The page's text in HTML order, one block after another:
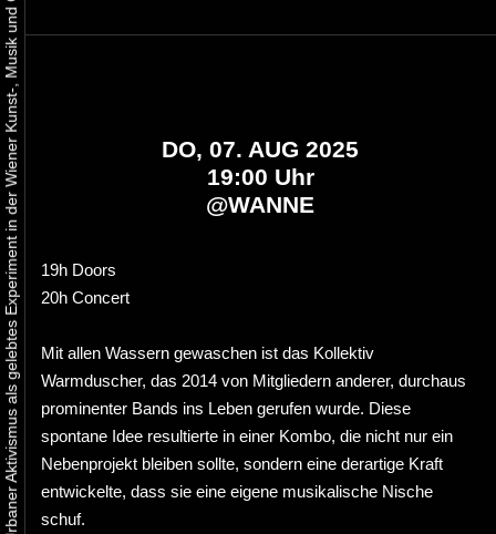
Urbaner Aktivismus als gelebtes Experiment in der Wiener Kunst-, Musik und Clubszene
DO, 07. AUG 2025
19:00 Uhr
@WANNE
19h Doors
20h Concert
Mit allen Wassern gewaschen ist das Kollektiv
Warmduscher, das 2014 von Mitgliedern anderer, durchaus
prominenter Bands ins Leben gerufen wurde. Diese
spontane Idee resultierte in einer Kombo, die nicht nur ein
Nebenprojekt bleiben sollte, sondern eine derartige Kraft
entwickelte, dass sie eine eigene musikalische Nische
schuf.